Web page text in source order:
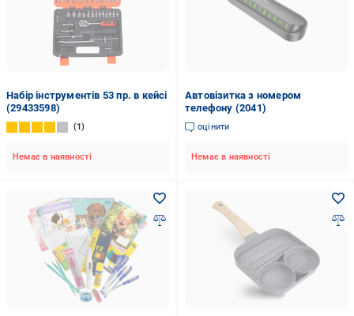
Набір інструментів 53 пр. в кейсі
(29433598)
1
Немає в наявності
Автовізитка з номером
телефону (2041)
оцінити
Немає в наявності